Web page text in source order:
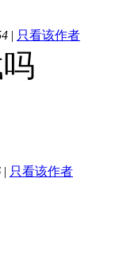
| 只看该作者
| 只看该作者